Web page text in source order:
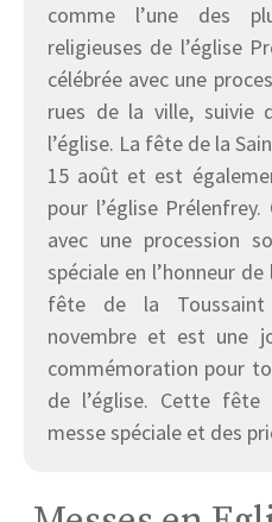
comme l’une des
religieuses de l’église
célébrée avec une
rues de la ville, suivie
l’église. La fête de la
15 août et est
pour l’église
avec une procession
spéciale en l’honneur
fête de la
novembre et est une
commémoration pour
de l’église. Cette fête
messe spéciale et des